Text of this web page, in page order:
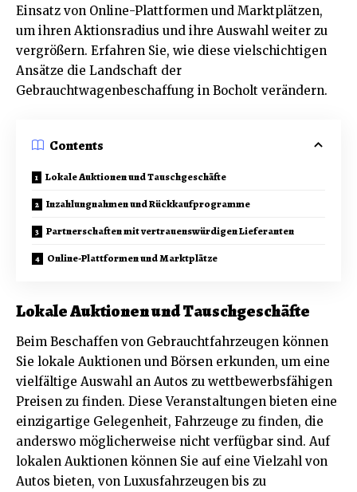
Einsatz von Online-Plattformen und Marktplätzen,
um ihren Aktionsradius und ihre Auswahl weiter zu
vergrößern. Erfahren Sie, wie diese vielschichtigen
Ansätze die Landschaft der
Gebrauchtwagenbeschaffung in Bocholt verändern.
Contents
Lokale Auktionen und Tauschgeschäfte
Inzahlungnahmen und Rückkaufprogramme
Partnerschaften mit vertrauenswürdigen Lieferanten
Online-Plattformen und Marktplätze
Lokale Auktionen und Tauschgeschäfte
Beim Beschaffen von Gebrauchtfahrzeugen können
Sie lokale Auktionen und Börsen erkunden, um eine
vielfältige Auswahl an Autos zu wettbewerbsfähigen
Preisen zu finden. Diese Veranstaltungen bieten eine
einzigartige Gelegenheit, Fahrzeuge zu finden, die
anderswo möglicherweise nicht verfügbar sind. Auf
lokalen Auktionen können Sie auf eine Vielzahl von
Autos bieten, von Luxusfahrzeugen bis zu